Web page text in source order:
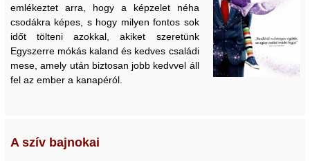
emlékeztet arra, hogy a képzelet néha
csodákra képes, s hogy milyen fontos sok
időt tölteni azokkal, akiket szeretünk
Egyszerre mókás kaland és kedves családi
mese, amely után biztosan jobb kedvvel áll
fel az ember a kanapéról.
A szív bajnokai